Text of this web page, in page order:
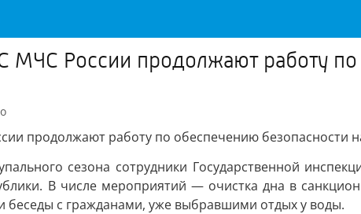
МЧС России продолжают работу
продолжают работу по обеспечению безопасности
сезона сотрудники Государственной
В числе мероприятий — очистка дна в
беседы с гражданами, уже выбравшими отдых у воды.